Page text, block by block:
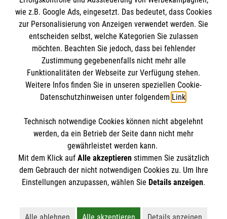
Datenschutz
Barrierefreiheit
Kontakt
Die Malteser
Malteser in Deutschland
Malteserorden
Sharepoint
Spendenkonto
Bank: Pax-Bank für Kirche und Caritas eG
IBAN: DE47370601933090433147
BIC: GENODED1PAX
So finden Sie uns
Bosenheimer Str. 85
55543 Bad Kreuznach
Email: info.kreuznach@malteser.org
Der Malteser Hilfsdienst e.V. ist als eingetragene
Gewerbesteuer befreit.
wie z.B. Google Ads, eingesetzt. Das bedeutet, dass Cookies
zur Personalisierung von Anzeigen verwendet werden. Sie
entscheiden selbst, welche Kategorien Sie zulassen
möchten. Beachten Sie jedoch, dass bei fehlender
Zustimmung gegebenenfalls nicht mehr alle
Funktionalitäten der Webseite zur Verfügung stehen.
Weitere Infos finden Sie in unseren speziellen Cookie-
Datenschutzhinweisen unter folgendem Link.
Technisch notwendige Cookies können nicht abgelehnt
werden, da ein Betrieb der Seite dann nicht mehr
gewährleistet werden kann.
Mit dem Klick auf Alle akzeptierenstimmen Sie zusätzlich
dem Gebrauch der nicht notwendigen Cookies zu. Um Ihre
Einstellungen anzupassen, wählen Sie Details anzeigen.